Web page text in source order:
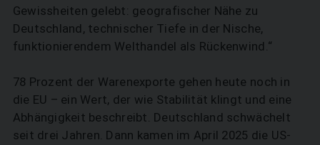
Gewissheiten gelebt: geografischer Nähe zu
Deutschland, technischer Tiefe in der Nische,
funktionierendem Welthandel als Rückenwind.“
78 Prozent der Warenexporte gehen heute noch in
die EU – ein Wert, der wie Stabilität klingt und eine
Abhängigkeit beschreibt. Deutschland schwächelt
seit drei Jahren. Dann kamen im April 2025 die US-